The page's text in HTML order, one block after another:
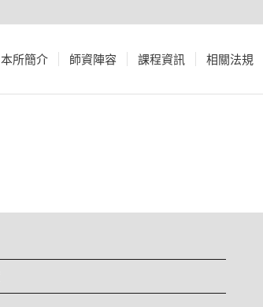
本所簡介 師資陣容 課程資訊 相關法規